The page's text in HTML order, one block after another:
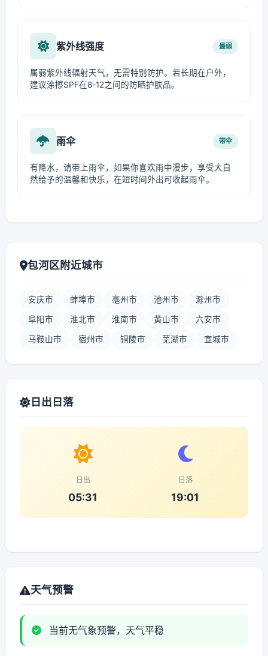
紫外线强度 最弱
属弱紫外线辐射天气，无需特别防护。若长期在户外，
建议涂擦SPF在8-12之间的防晒护肤品。
雨伞 带伞
有降水，请带上雨伞，如果你喜欢雨中漫步，享受大自
然给予的温馨和快乐，在短时间外出可收起雨伞。
包河区附近城市
安庆市 蚌埠市 亳州市 池州市 滁州市
阜阳市 淮北市 淮南市 黄山市 六安市
马鞍山市 宿州市 铜陵市 芜湖市 宣城市
日出日落
日出
05:31
日落
19:01
天气预警
当前无气象预警，天气平稳